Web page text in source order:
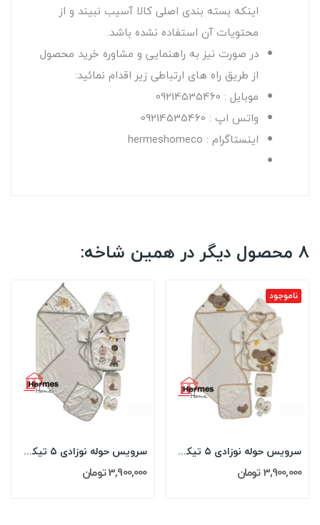
اینکه بسته بندی اصلی کالا آسیب نبیند و از
محتویات آن استفاده نشده باشد.
در صورت نیز به راهنمایی و مشاوره خرید محصول
از طریق راه های ارتباطی زیر اقدام نمائید:
موبایل : 09214535460
واتس اپ : 09214535460
اینستاگرام : hermeshomeco
8 محصول دیگر در همین شاخه:
سرویس حوله نوزادی ۵ تیکه مادرکر MOTHERCARE مدل:...
3,900,000 تومان
ناموجود
سرویس حوله نوزادی ۵ تیکه مادرکر MOTHERCARE مدل:...
3,900,000 تومان